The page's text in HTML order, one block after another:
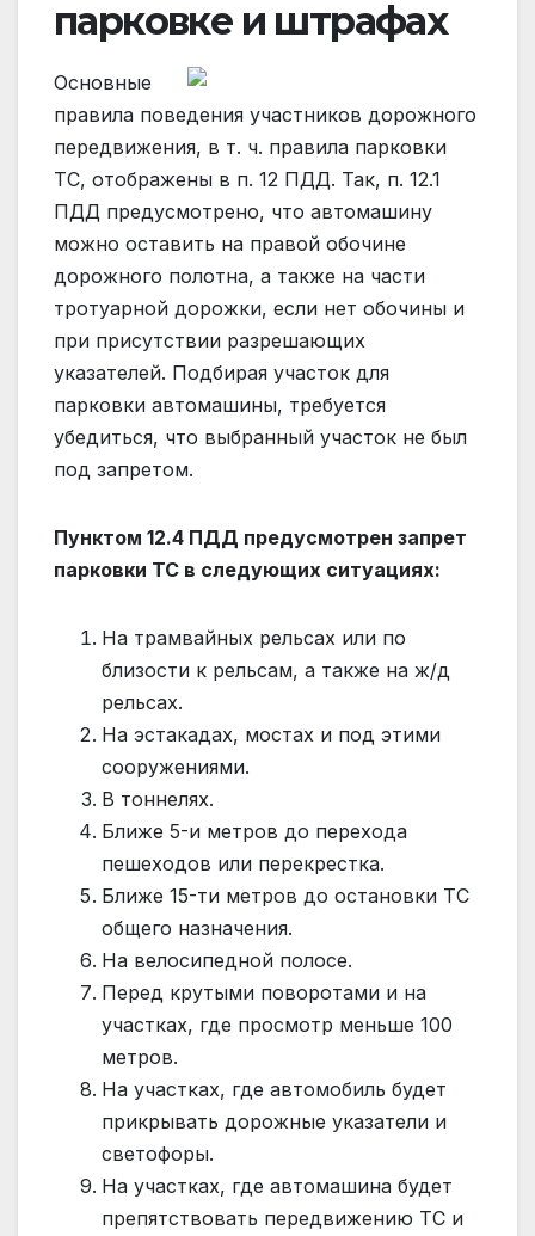
парковке и штрафах
Основные
правила поведения участников дорожного
передвижения, в т. ч. правила парковки
ТС, отображены в п. 12 ПДД. Так, п. 12.1
ПДД предусмотрено, что автомашину
можно оставить на правой обочине
дорожного полотна, а также на части
тротуарной дорожки, если нет обочины и
при присутствии разрешающих
указателей. Подбирая участок для
парковки автомашины, требуется
убедиться, что выбранный участок не был
под запретом.
Пунктом 12.4 ПДД предусмотрен запрет
парковки ТС в следующих ситуациях:
На трамвайных рельсах или по
близости к рельсам, а также на ж/д
рельсах.
На эстакадах, мостах и под этими
сооружениями.
В тоннелях.
Ближе 5-и метров до перехода
пешеходов или перекрестка.
Ближе 15-ти метров до остановки ТС
общего назначения.
На велосипедной полосе.
Перед крутыми поворотами и на
участках, где просмотр меньше 100
метров.
На участках, где автомобиль будет
прикрывать дорожные указатели и
светофоры.
На участках, где автомашина будет
препятствовать передвижению ТС и